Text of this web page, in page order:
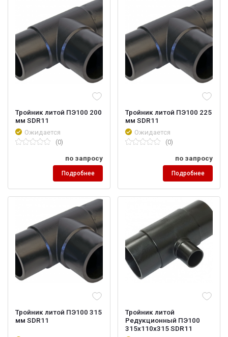
Тройник литой ПЭ100 200
мм SDR11
Ожидается
(0)
по запросу
Подробнее
Тройник литой ПЭ100 225
мм SDR11
Ожидается
(0)
по запросу
Подробнее
Тройник литой ПЭ100 315
мм SDR11
Тройник литой
Редукционный ПЭ100
315х110х315 SDR11